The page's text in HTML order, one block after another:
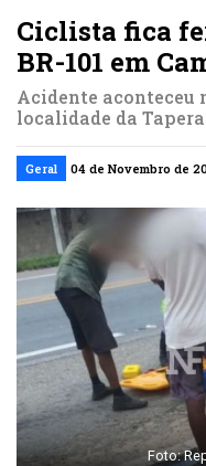
Ciclista fica
BR-101 em
Acidente aconteceu
localidade da Tapera
Geral 04 de Novembro de
Foto: